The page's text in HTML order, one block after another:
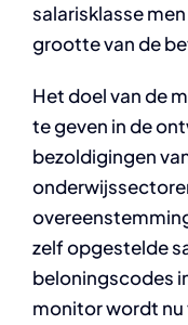
salarisklasse
grootte van de
Het doel van de
te geven in de
bezoldigingen
zelf opgestelde
beloningscodes
monitor wordt nu